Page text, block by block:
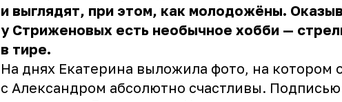
и выглядят, при этом, как молодожёны.
у Стриженовых есть необычное хобби —
в тире.
На днях Екатерина выложила фото, на котором
с Александром абсолютно счастливы.